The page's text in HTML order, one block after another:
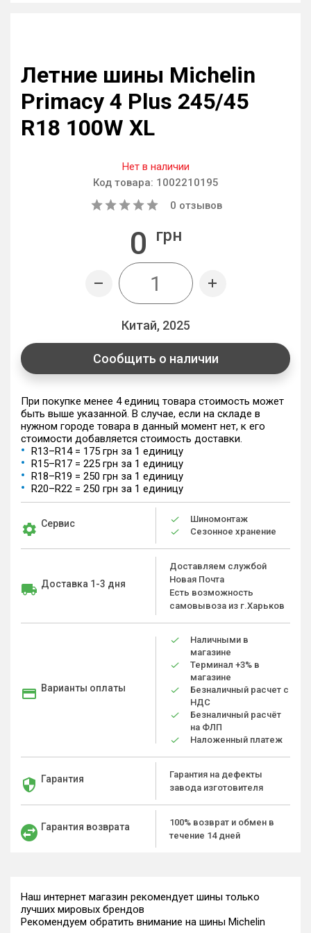
Летние шины Michelin
Primacy 4 Plus 245/45
R18 100W XL
Нет в наличии
Код товара: 1002210195
0 отзывов
0 грн
Китай, 2025
Сообщить о наличии
При покупке менее 4 единиц товара стоимость может
быть выше указанной. В случае, если на складе в
нужном городе товара в данный момент нет, к его
стоимости добавляется стоимость доставки.
R13–R14 = 175 грн за 1 единицу
R15–R17 = 225 грн за 1 единицу
R18–R19 = 250 грн за 1 единицу
R20–R22 = 250 грн за 1 единицу
Сервис
Шиномонтаж
Сезонное хранение
Доставка 1-3 дня
Доставляем службой
Новая Почта
Есть возможность
самовывоза из г.Харьков
Варианты оплаты
Наличными в
магазине
Терминал +3% в
магазине
Безналичный расчет с
НДС
Безналичный расчёт
на ФЛП
Наложенный платеж
Гарантия
Гарантия на дефекты
завода изготовителя
Гарантия возврата
100% возврат и обмен в
течение 14 дней
Наш интернет магазин рекомендует шины только
лучших мировых брендов
Рекомендуем обратить внимание на шины Michelin